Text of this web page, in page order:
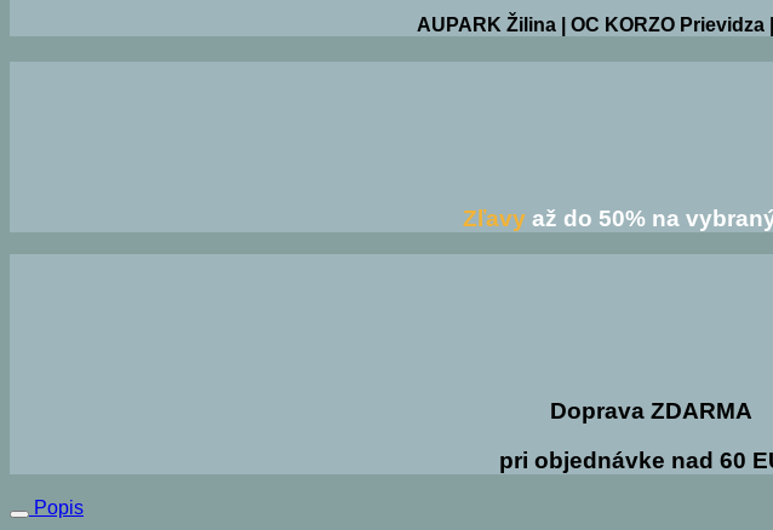
AUPARK Žilina | OC KORZO Prievidza
Zľavyaž do 50% na
Doprava ZDARMA
pri objednávke nad 60
Popis